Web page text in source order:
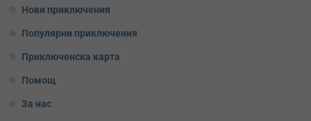
Нови приключения
Популярни приключения
Приключенска карта
Помощ
За нас